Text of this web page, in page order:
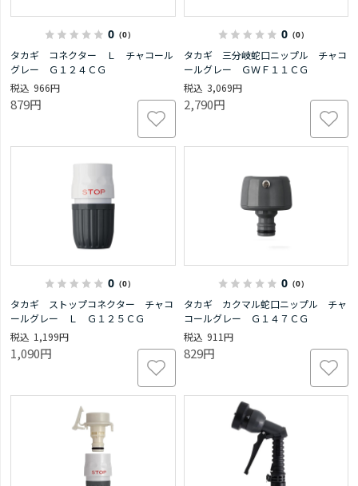
0 （0）
タカギ コネクター Ｌ チャコール
グレー Ｇ１２４ＣＧ
966円
879円
0（0）
タカギ 三分岐蛇口ニップル チャコ
ールグレー ＧＷＦ１１ＣＧ
3,069円
2,790円
0 （0）
タカギ ストップコネクター チャコ
ールグレー Ｌ Ｇ１２５ＣＧ
1,199円
1,090円
0（0）
タカギ カクマル蛇口ニップル チャ
コールグレー Ｇ１４７ＣＧ
911円
829円